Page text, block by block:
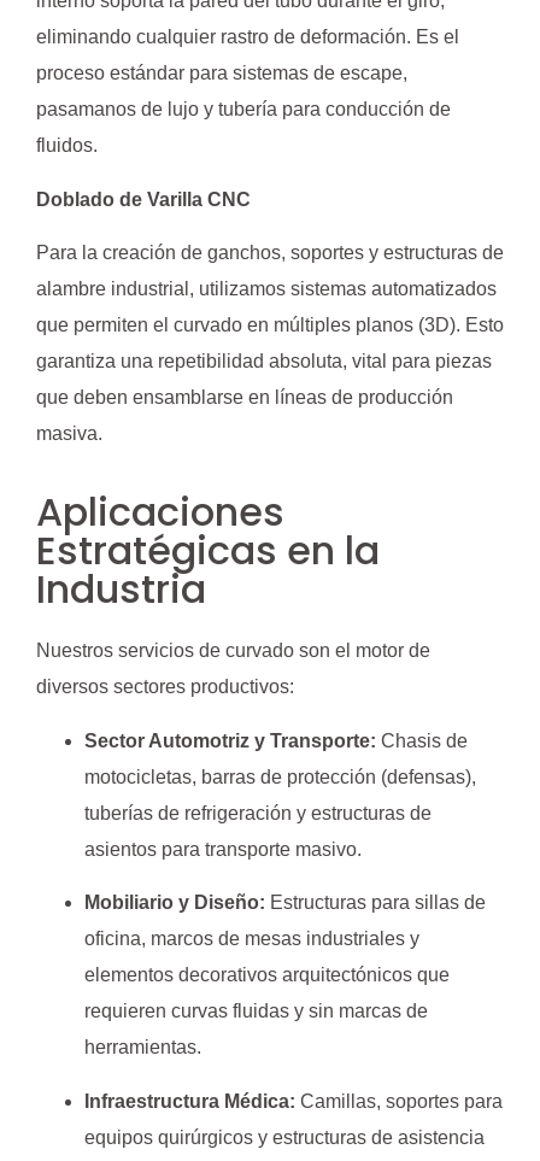
eliminando cualquier rastro de deformación. Es el
proceso estándar para sistemas de escape,
pasamanos de lujo y tubería para conducción de
fluidos.
Doblado de Varilla CNC
Para la creación de ganchos, soportes y estructuras de
alambre industrial, utilizamos sistemas automatizados
que permiten el curvado en múltiples planos (3D). Esto
garantiza una repetibilidad absoluta, vital para piezas
que deben ensamblarse en líneas de producción
masiva.
Aplicaciones
Estratégicas en la
Industria
Nuestros servicios de curvado son el motor de
diversos sectores productivos:
Sector Automotriz y Transporte: Chasis de
motocicletas, barras de protección (defensas),
tuberías de refrigeración y estructuras de
asientos para transporte masivo.
Mobiliario y Diseño: Estructuras para sillas de
oficina, marcos de mesas industriales y
elementos decorativos arquitectónicos que
requieren curvas fluidas y sin marcas de
herramientas.
Infraestructura Médica: Camillas, soportes para
equipos quirúrgicos y estructuras de asistencia